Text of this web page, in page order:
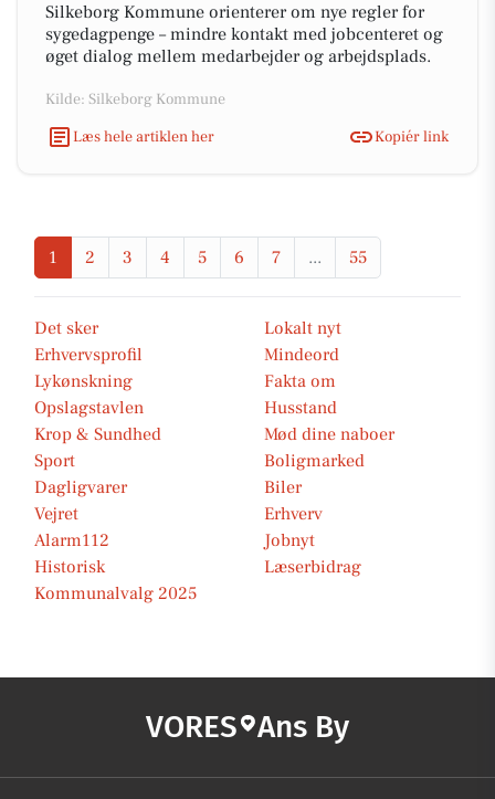
Silkeborg Kommune orienterer om nye regler for
sygedagpenge – mindre kontakt med jobcenteret og
øget dialog mellem medarbejder og arbejdsplads.
Kilde: Silkeborg Kommune
Læs hele artiklen her
Kopiér link
1 2 3 4 5 6 7 ... 55
Det sker
Lokalt nyt
Erhvervsprofil
Mindeord
Lykønskning
Fakta om
Opslagstavlen
Husstand
Krop & Sundhed
Mød dine naboer
Sport
Boligmarked
Dagligvarer
Biler
Vejret
Erhverv
Alarm112
Jobnyt
Historisk
Læserbidrag
Kommunalvalg 2025
VORES Ans By